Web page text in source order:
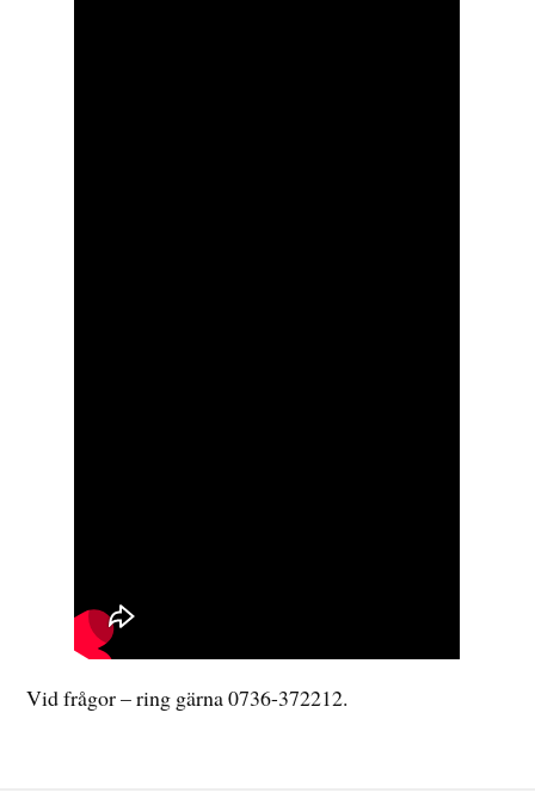
Vid frågor – ring gärna 0736-372212.